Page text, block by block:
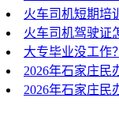
火车司机短期培
火车司机驾驶证
大专毕业没工作
2026年石家庄民
2026年石家庄民